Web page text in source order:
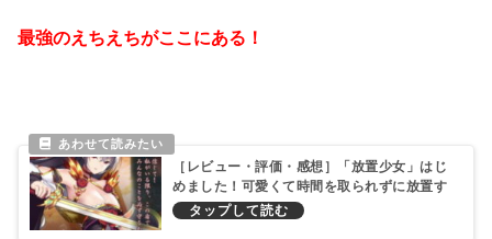
最強のえちえちがここにある！
［レビュー・評価・感想］「放置少女」はじ
めました！可愛くて時間を取られずに放置す
るRPGで楽しい！